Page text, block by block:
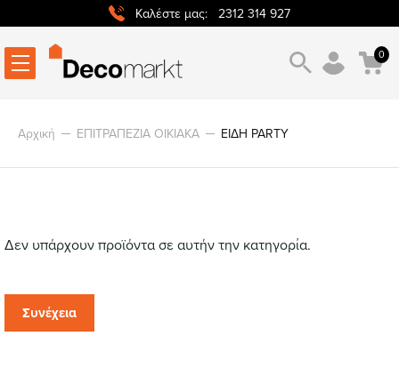
Καλέστε μας: 2312 314 927
0
Αρχική ΕΠΙΤΡΑΠΕΖΙΑ ΟΙΚΙΑΚΑ ΕΙΔΗ PARTY
Δεν υπάρχουν προϊόντα σε αυτήν την κατηγορία.
Συνέχεια